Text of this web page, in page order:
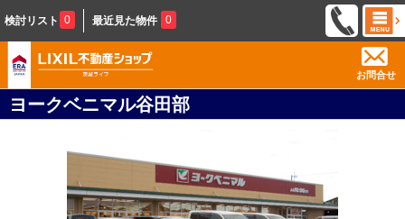
検討リスト 0 最近見た物件 0
お問合せ
ヨークベニマル谷田部